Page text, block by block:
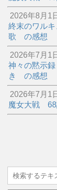
2026年8月1
終末のワル
歌 の感想
2026年7月1
神々の黙示
き の感想
2026年7月1
魔女大戦